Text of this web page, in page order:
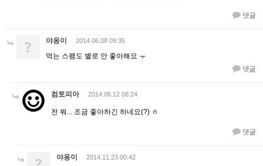
댓글
? 야옹이 2014.06.08 09:35
먹는 스팸도 별로 안 좋아해요 ㅜ
댓글
컴토피아 2014.06.12 08:24
전 뭐... 조금 좋아하긴 하네요(?) ㅎ
댓글
야옹이 2014.11.23 00:42